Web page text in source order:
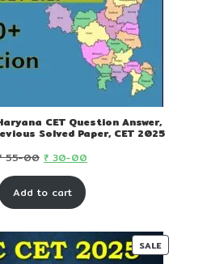
CET Question Answer,
Solved Paper, CET 2025
55-00 Original
price
was:
00.
₹ 30-00Current
00.
Add to cart
SALE